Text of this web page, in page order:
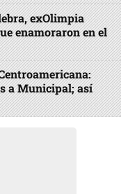
exOlimpia
enamoraron en el
a Municipal; así